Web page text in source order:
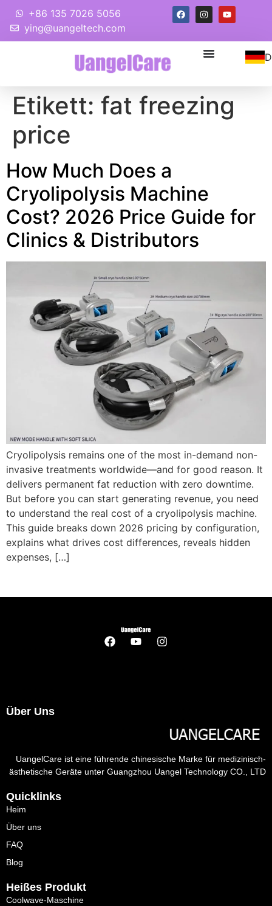
+86 135 7026 5056
ying@uangeltech.com
Etikett: fat freezing
price
How Much Does a
Cryolipolysis Machine
Cost? 2026 Price Guide for
Clinics & Distributors
Cryolipolysis remains one of the most in-demand non-
invasive treatments worldwide—and for good reason. It
delivers permanent fat reduction with zero downtime.
But before you can start generating revenue, you need
to understand the real cost of a cryolipolysis machine.
This guide breaks down 2026 pricing by configuration,
explains what drives cost differences, reveals hidden
expenses, […]
Über Uns
UangelCare ist eine führende chinesische Marke für medizinisch-
ästhetische Geräte unter Guangzhou Uangel Technology CO., LTD
Quicklinks
Heim
Über uns
FAQ
Blog
Heißes Produkt
Coolwave-Maschine